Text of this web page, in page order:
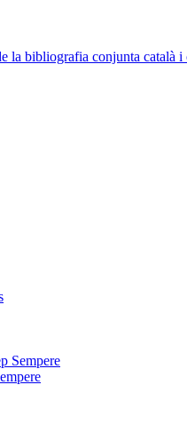
la bibliografia conjunta català i
Sempere